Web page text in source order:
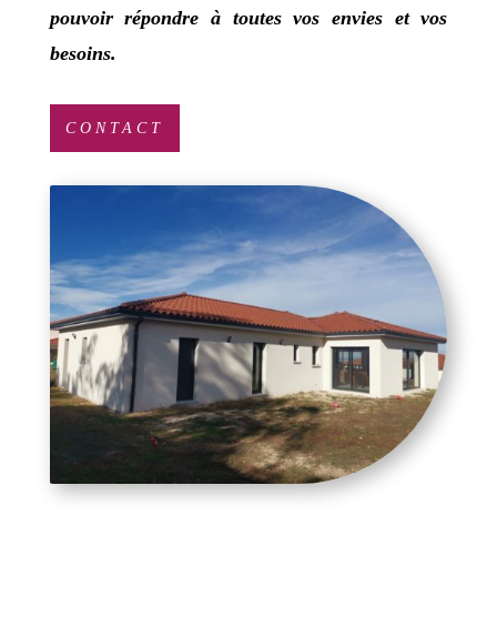
pouvoir répondre à toutes vos envies et vos
besoins.
CONTACT